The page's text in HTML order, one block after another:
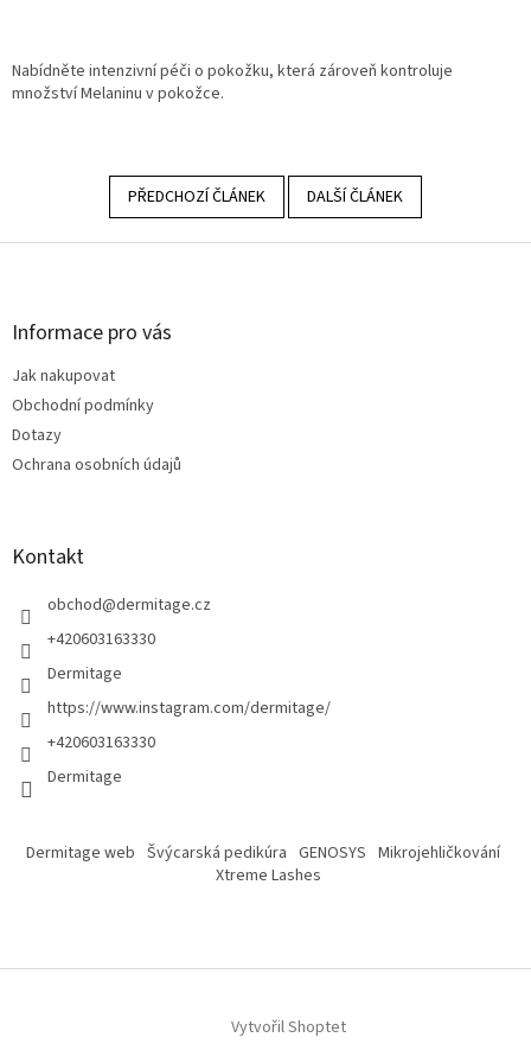
Nabídněte intenzivní péči o pokožku, která zároveň kontroluje
množství Melaninu v pokožce.
PŘEDCHOZÍ ČLÁNEK DALŠÍ ČLÁNEK
Z
Informace pro vás
Jak nakupovat
Obchodní podmínky
Dotazy
Ochrana osobních údajů
Kontakt
obchod@dermitage.cz
+420603163330
Dermitage
https://www.instagram.com/dermitage/
+420603163330
Dermitage
Dermitage web Švýcarská pedikúra GENOSYS Mikrojehličkování
Xtreme Lashes
Vytvořil Shoptet